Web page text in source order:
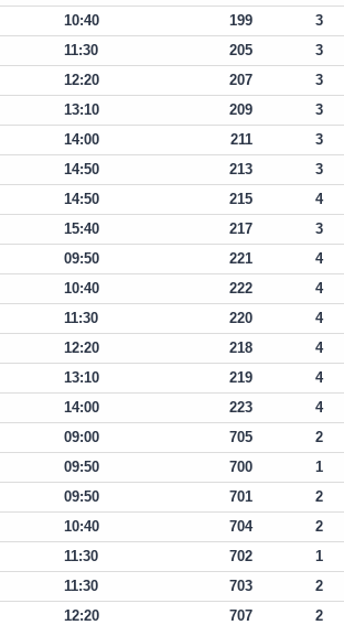
10:40 199 3
11:30 205 3
12:20 207 3
13:10 209 3
14:00 211 3
14:50 213 3
14:50 215 4
15:40 217 3
09:50 221 4
10:40 222 4
11:30 220 4
12:20 218 4
13:10 219 4
14:00 223 4
09:00 705 2
09:50 700 1
09:50 701 2
10:40 704 2
11:30 702 1
11:30 703 2
12:20 707 2